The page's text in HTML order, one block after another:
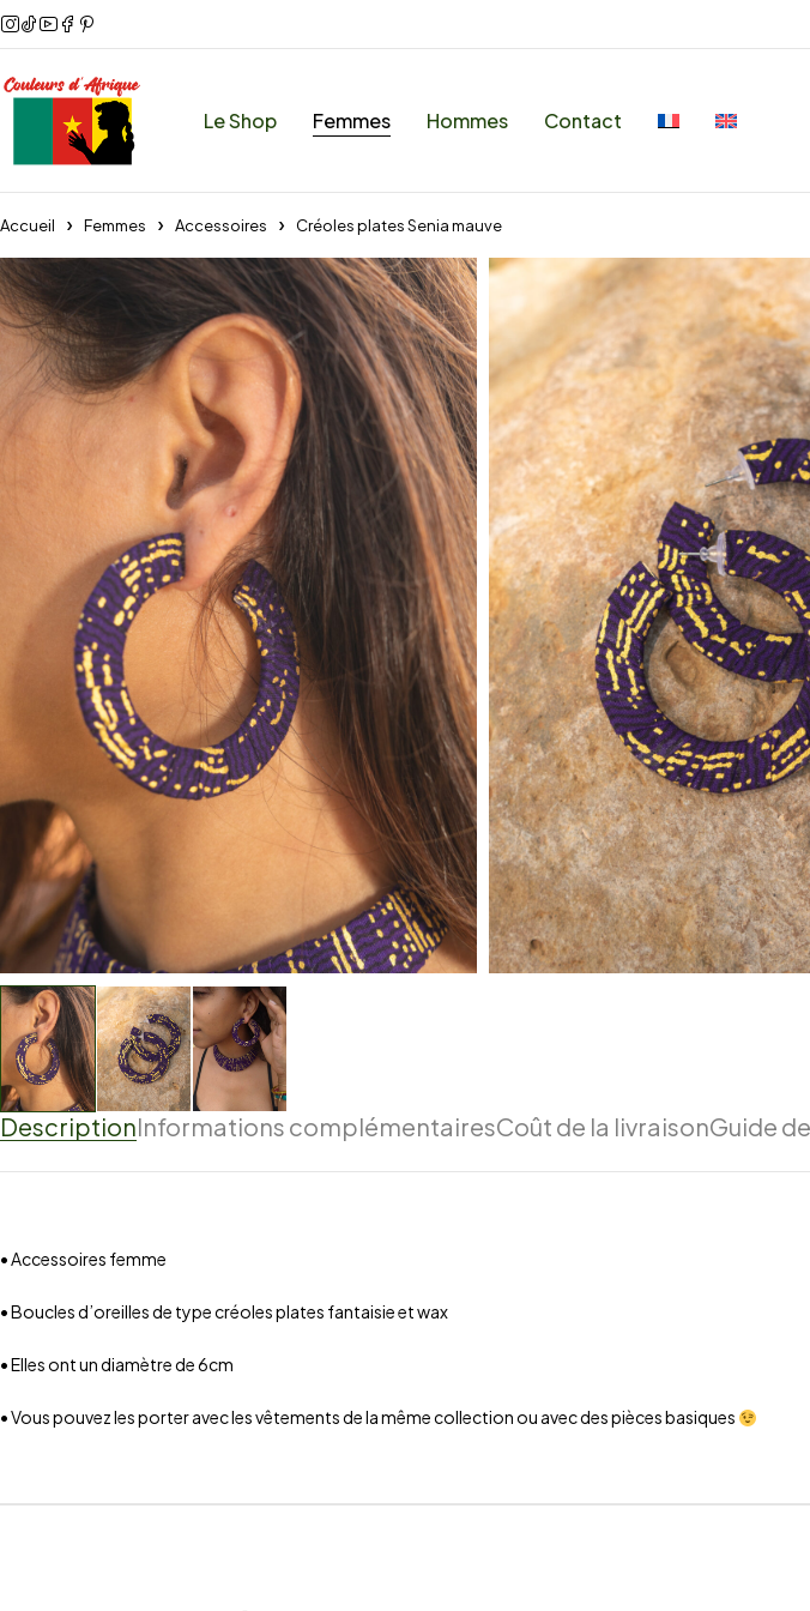
Le Shop Femmes Hommes Contact
Accueil Femmes Accessoires Créoles plates Senia mauve
DescriptionInformations complémentairesCoût de la livraisonGuide
• Accessoires femme
• Boucles d’oreilles de type créoles plates fantaisie et wax
• Elles ont un diamètre de 6cm
• Vous pouvez les porter avec les vêtements de la même collection ou avec des pièces basiques